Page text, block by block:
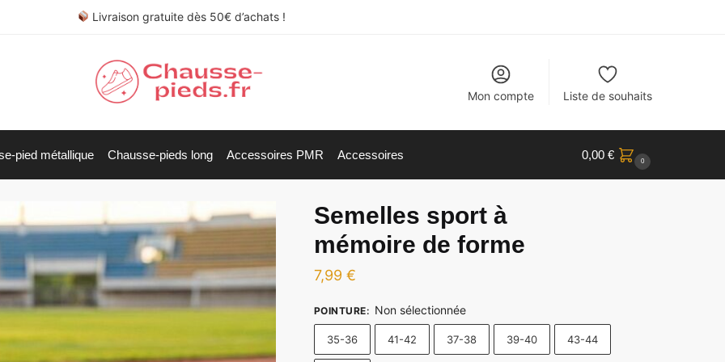
Livraison gratuite dès 50€ d’achats !
Mon compte Liste de souhaits
pied métallique Chausse-pieds long Accessoires PMR Accessoires 0,00 € 0
Semelles sport à
mémoire de forme
7,99 €
POINTURE: Non sélectionnée
35-36 41-42 37-38 39-40 43-44